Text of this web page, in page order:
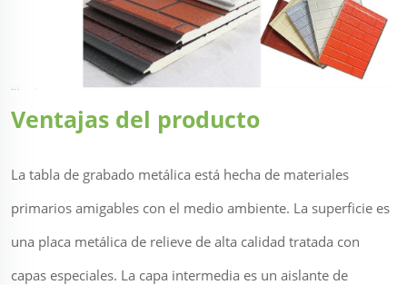
Ventajas del producto
La tabla de grabado metálica está hecha de materiales
primarios amigables con el medio ambiente. La superficie es
una placa metálica de relieve de alta calidad tratada con
capas especiales. La capa intermedia es un aislante de